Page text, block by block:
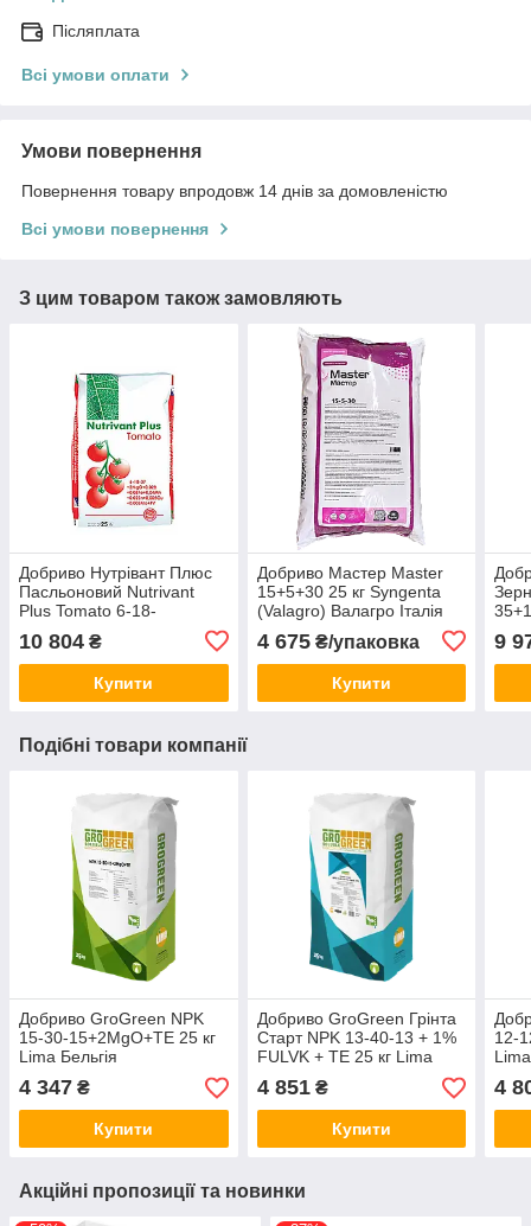
Післяплата
Всі умови оплати
Умови повернення
Повернення товару впродовж 14 днів за домовленістю
Всі умови повернення
З цим товаром також замовляють
Добриво Нутрівант Плюс
Пасльоновий Nutrivant
Plus Tomato 6-18-
37+2MgO+ME 25 кг Вітера
ICL Ізраїль
10 804 ₴
Купити
Добриво Мастер Master
15+5+30 25 кг Syngenta
(Valagro) Валагро Італія
4 675₴/упаковка
Купити
9
Подібні товари компанії
Добриво GroGreen NPK
15-30-15+2MgO+TE 25 кг
Lima Бельгія
4 347 ₴
Купити
Добриво GroGreen Грінта
Старт NPK 13-40-13 + 1%
FULVK + TE 25 кг Lima
Бельгія
4 851₴
Купити
12-
4
Акційні пропозиції та новинки